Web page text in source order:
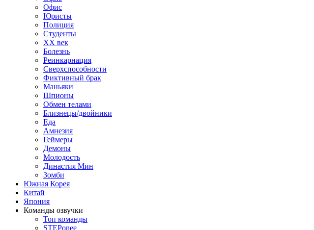
Офис
Юристы
Полиция
Студенты
ХХ век
Болезнь
Реинкарнация
Сверхспособности
Фиктивный брак
Маньяки
Шпионы
Обмен телами
Близнецы/двойники
Еда
Амнезия
Геймеры
Демоны
Молодость
Династия Мин
Зомби
Южная Корея
Китай
Япония
Команды озвучки
Топ команды
STEPonee